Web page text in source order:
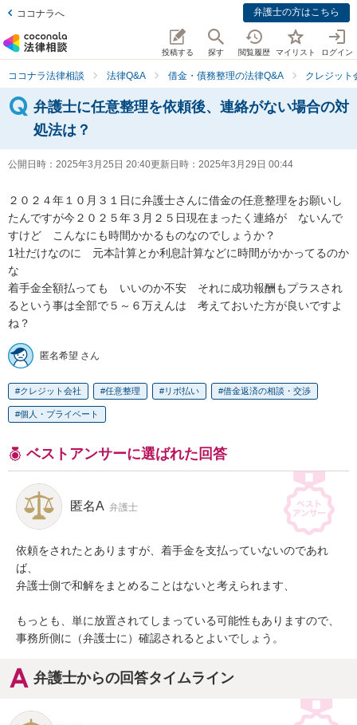
ココナラへ 弁護士の方はこちら
投稿する 探す 閲覧履歴 マイリスト ログイン
ココナラ法律相談 法律Q&A 借金・債務整理の法律Q&A クレジット
弁護士に任意整理を依頼後、連絡がない場合の対
処法は？
公開日時： 2025年3月25日 20:40更新日時： 2025年3月29日 00:44
２０２４年１０月３１日に弁護士さんに借金の任意整理をお願いし
たんですが今２０２５年３月２５日現在まったく連絡が　ないんで
すけど　こんなにも時間かかるものなのでしょうか？
1社だけなのに　元本計算とか利息計算などに時間がかかってるのか
な
着手金全額払っても　いいのか不安　それに成功報酬もプラスされ
るという事は全部で５～６万えんは　考えておいた方が良いですよ
ね？
匿名希望 さん
クレジット会社 任意整理 リボ払い 借金返済の相談・交渉
個人・プライベート
ベストアンサーに選ばれた回答
匿名A 弁護士
依頼をされたとありますが、着手金を支払っていないのであれ
ば、
弁護士側で和解をまとめることはないと考えられます、
もっとも、単に放置されてしまっている可能性もありますので、
事務所側に（弁護士に）確認されるとよいでしょう。
弁護士からの回答タイムライン